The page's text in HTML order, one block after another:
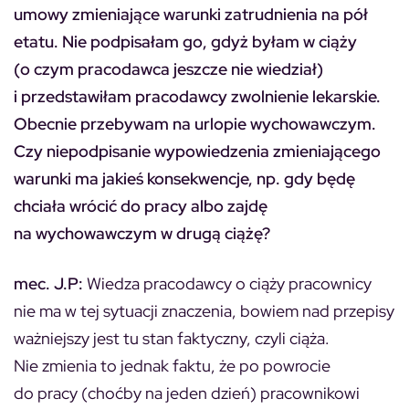
umowy zmieniające warunki zatrudnienia na pół
etatu. Nie podpisałam go, gdyż byłam w ciąży
(o czym pracodawca jeszcze nie wiedział)
i przedstawiłam pracodawcy zwolnienie lekarskie.
Obecnie przebywam na urlopie wychowawczym.
Czy niepodpisanie wypowiedzenia zmieniającego
warunki ma jakieś konsekwencje, np. gdy będę
chciała wrócić do pracy albo zajdę
na wychowawczym w drugą ciążę?
mec. J.P: Wiedza pracodawcy o ciąży pracownicy
nie ma w tej sytuacji znaczenia, bowiem nad przepisy
ważniejszy jest tu stan faktyczny, czyli ciąża.
Nie zmienia to jednak faktu, że po powrocie
do pracy (choćby na jeden dzień) pracownikowi